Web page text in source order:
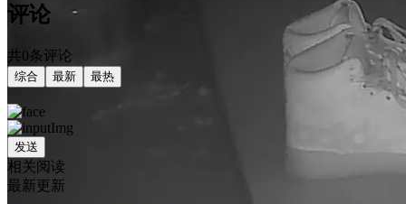
评论
共0条评论
综合 最新 最热
发送
相关阅读
最新更新